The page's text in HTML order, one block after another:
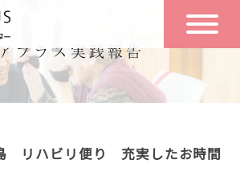
一日の流れ
空き状況
リハビリ便り 充実したお時間